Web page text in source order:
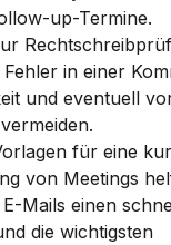
up-Termine.
in einer
und eventuell
für eine
von Meetings
Mails einen
die wichtigsten